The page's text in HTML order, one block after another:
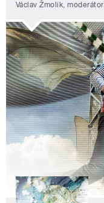
Václav Žmolík, moderátor